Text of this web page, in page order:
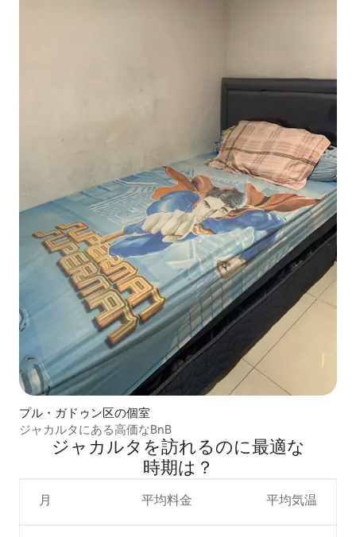
プル・ガドゥン区の個室
ジャカルタにある高価なBnB
ジャカルタを訪⁠れ⁠るの⁠に最⁠適⁠な
時⁠期⁠は⁠？
月 平均料金 平均気温